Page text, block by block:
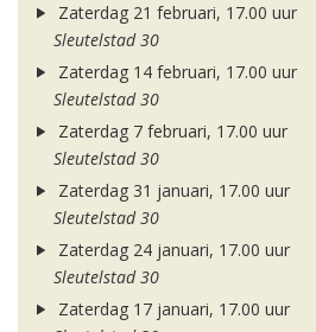
Zaterdag 21 februari, 17.00 uur
Sleutelstad 30
Zaterdag 14 februari, 17.00 uur
Sleutelstad 30
Zaterdag 7 februari, 17.00 uur
Sleutelstad 30
Zaterdag 31 januari, 17.00 uur
Sleutelstad 30
Zaterdag 24 januari, 17.00 uur
Sleutelstad 30
Zaterdag 17 januari, 17.00 uur